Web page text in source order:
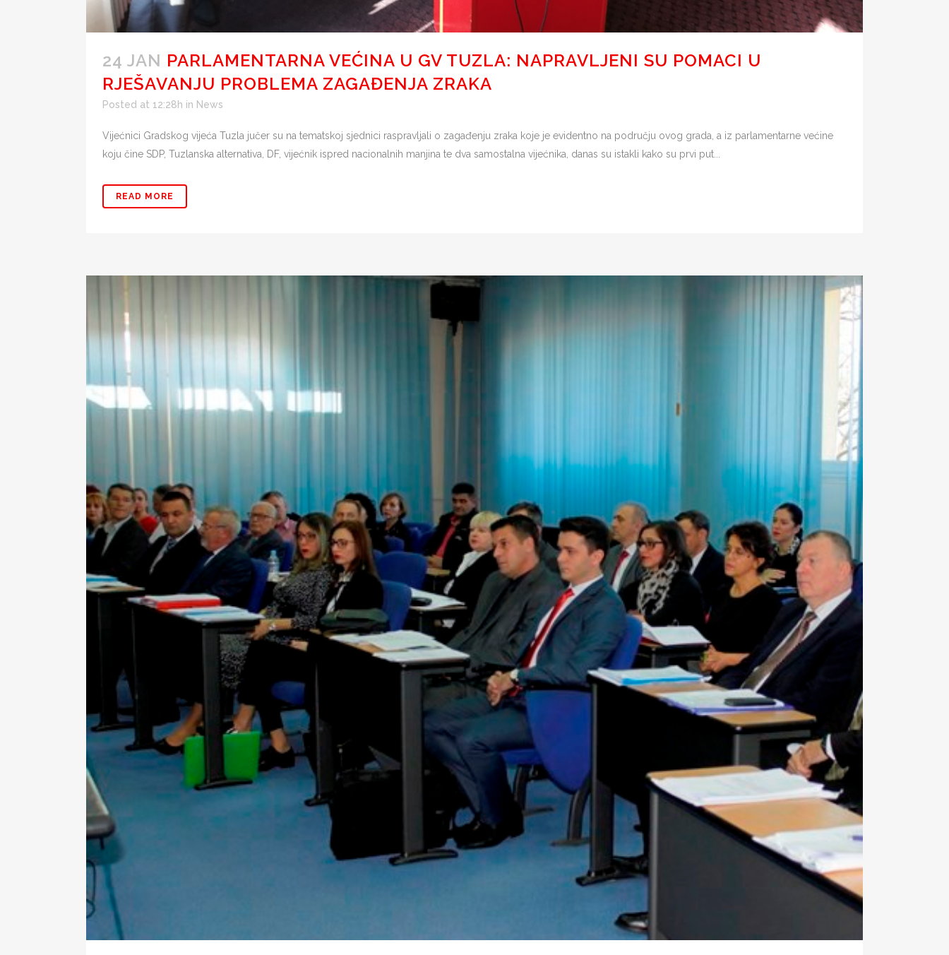
24 JAN PARLAMENTARNA VEĆINA U GV TUZLA: NAPRAVLJENI SU POMACI U
RJEŠAVANJU PROBLEMA ZAGAĐENJA ZRAKA
Posted at 12:28h in News
Vijećnici Gradskog vijeća Tuzla jučer su na tematskoj sjednici raspravljali o zagađenju zraka koje je evidentno na području ovog grada, a iz parlamentarne većine
koju čine SDP, Tuzlanska alternativa, DF, vijećnik ispred nacionalnih manjina te dva samostalna vijećnika, danas su istakli kako su prvi put...
READ MORE